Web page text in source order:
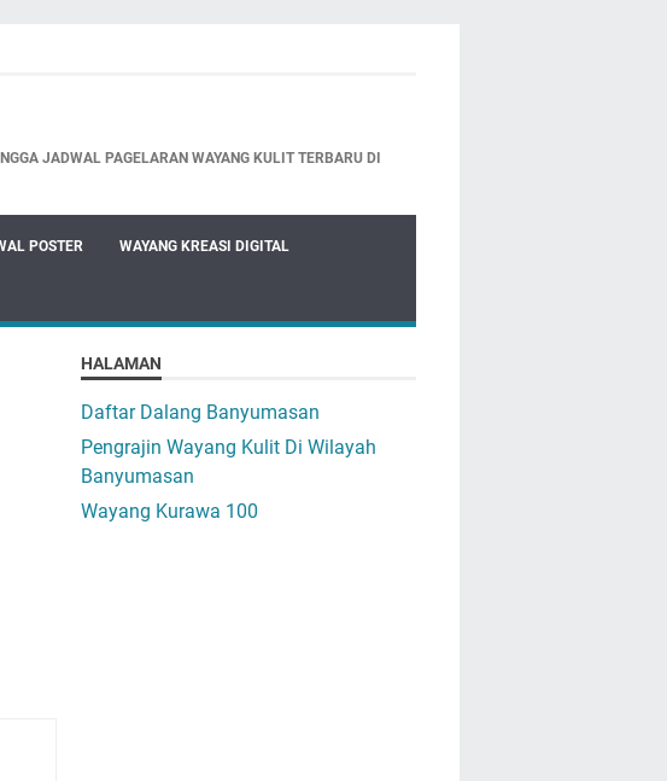
JADWAL PAGELARAN WAYANG KULIT TERBARU DI
POSTER WAYANG KREASI DIGITAL
HALAMAN
Daftar Dalang Banyumasan
Pengrajin Wayang Kulit Di Wilayah
Banyumasan
Wayang Kurawa 100